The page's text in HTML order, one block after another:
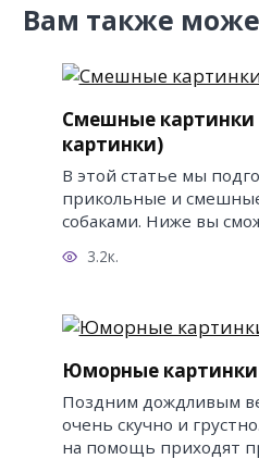
Вам также
Смешные картинки
картинки)
В этой статье мы
прикольные и
собаками. Ниже вы
3.2к.
Юморные картинки
Поздним дождливым
очень скучно и
на помощь приходят